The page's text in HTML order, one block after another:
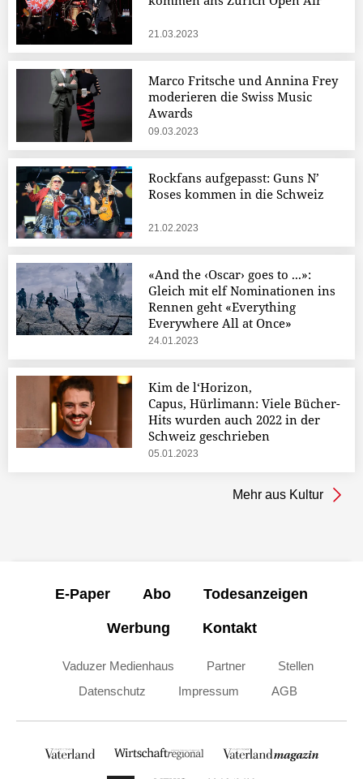
21.03.2023
Marco Fritsche und Annina Frey
moderieren die Swiss Music
Awards
09.03.2023
Rockfans aufgepasst: Guns N’
Roses kommen in die Schweiz
21.02.2023
«And the ‹Oscar› goes to ...»:
Gleich mit elf Nominationen ins
Rennen geht «Everything
Everywhere All at Once»
24.01.2023
Kim de l‘Horizon,
Capus, Hürlimann: Viele Bücher-
Hits wurden auch 2022 in der
Schweiz geschrieben
05.01.2023
Mehr aus Kultur
E-Paper Abo Todesanzeigen
Werbung Kontakt
Vaduzer Medienhaus Partner
Stellen
Datenschutz
Impressum AGB